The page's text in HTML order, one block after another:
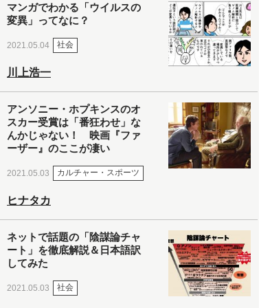
マンガでわかる「ウイルスの
変異」ってなに？
2021.05.04 社会
川上浩一
アンソニー・ホプキンスのオ
スカー受賞は「番狂わせ」な
んかじゃない！ 映画『ファ
ーザー』のここが凄い
2021.05.03 カルチャー・スポーツ
ヒナタカ
ネットで話題の「陰謀論チャ
ート」を徹底解説＆日本語訳
してみた
2021.05.03 社会